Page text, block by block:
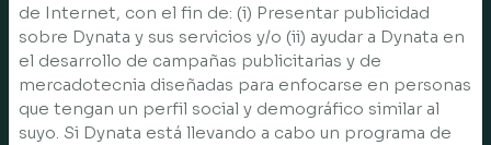
de Internet, con el fin de: (i) Presentar publicidad
sobre Dynata y sus servicios y/o (ii) ayudar a Dynata en
el desarrollo de campañas publicitarias y de
mercadotecnia diseñadas para enfocarse en personas
que tengan un perfil social y demográfico similar al
suyo. Si Dynata está llevando a cabo un programa de